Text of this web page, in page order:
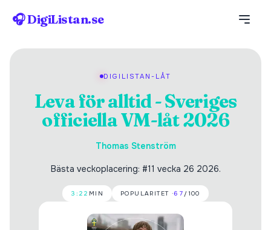
🎧 DigiListan.se
DIGILISTAN-LÅT
Leva för alltid - Sveriges
officiella VM-låt 2026
Thomas Stenström
Bästa veckoplacering: #11 vecka 26 2026.
3:22 MIN POPULARITET ·67 /100